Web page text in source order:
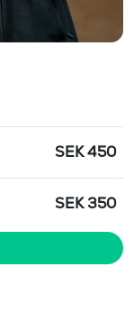
SEK450
SEK 350